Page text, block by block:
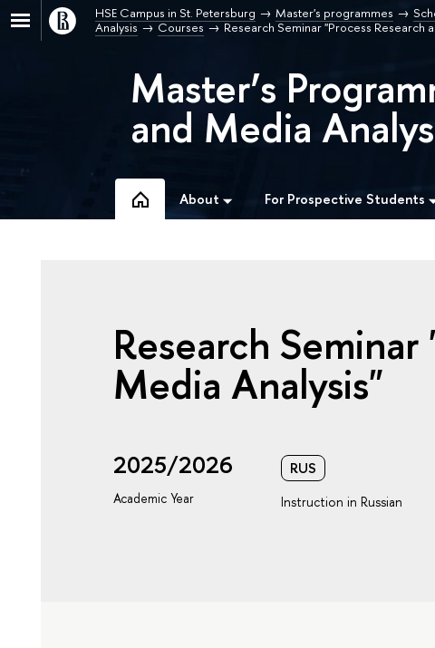
HSE Campus in St. Petersburg Master's programmes
Analysis
Courses Research Seminar "Process
Master’s
and Media
About For Prospective Students
Research
Media Analysis"
2025/2026
Academic Year
RUS
Instruction in Russian